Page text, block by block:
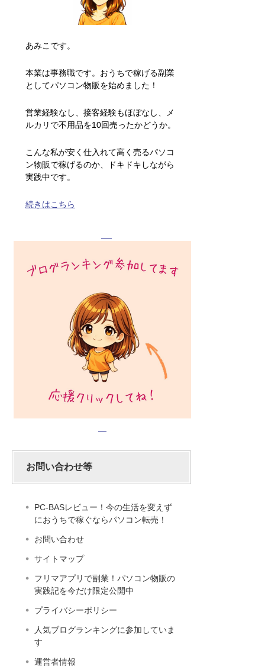
あみこです。
本業は事務職です。おうちで稼げる副業
としてパソコン物販を始めました！
営業経験なし、接客経験もほぼなし、メ
ルカリで不用品を10回売ったかどうか。
こんな私が安く仕入れて高く売るパソコ
ン物販で稼げるのか、ドキドキしながら
実践中です。
続きはこちら
お問い合わせ等
PC-BASレビュー！今の生活を変えず
におうちで稼ぐならパソコン転売！
お問い合わせ
サイトマップ
フリマアプリで副業！パソコン物販の
実践記を今だけ限定公開中
プライバシーポリシー
人気ブログランキングに参加していま
す
運営者情報